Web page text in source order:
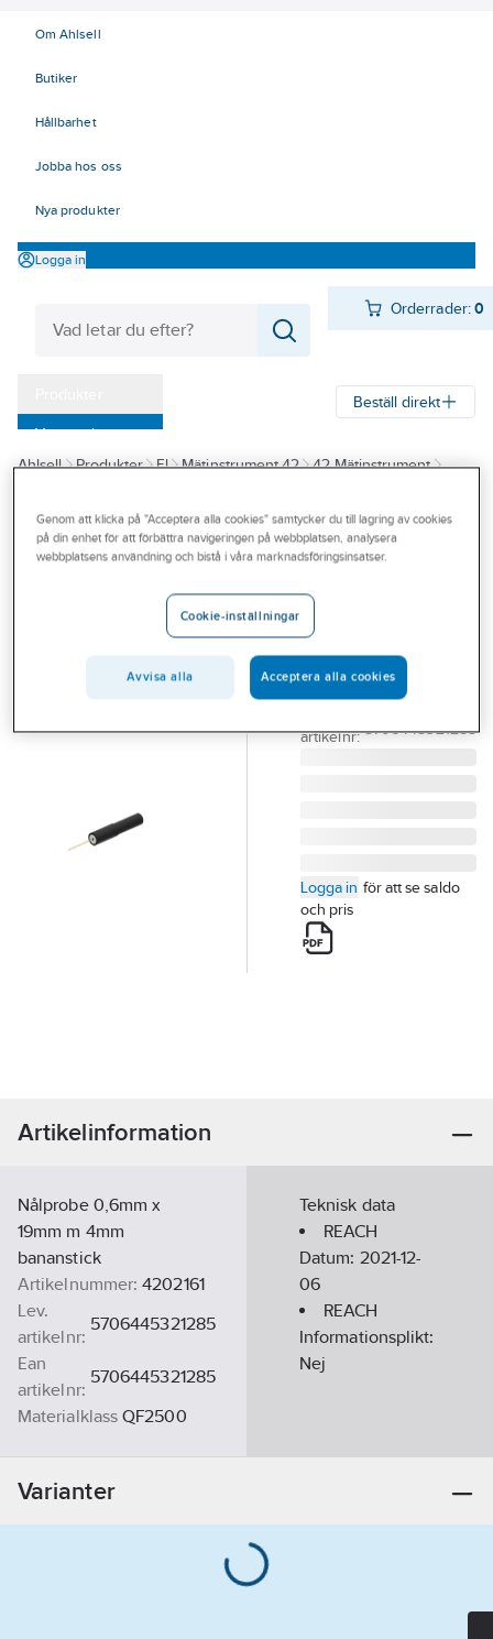
Om Ahlsell
Butiker
Hållbarhet
Jobba hos oss
Nya produkter
Logga in
Orderrader:0
Varumärken
Kampanjer
Outlet
Branscher
Beställ direkt
Ahlsell Produkter El Mätinstrument 42
42 Mätinstrument
ELMA
Nålprob 0,6 mm
upp till 50V
NÅLPROB 0,6 MM
UPP TILL 50V
NÅLPROB 0,6 MM
Artikelnummer:
artikelnr: 5706445321285
Logga in för att se saldo
och pris
Artikelinformation
Nålprobe 0,6mm x
19mm m 4mm
bananstick
Artikelnummer: 4202161
Lev.
artikelnr:
5706445321285
Ean
artikelnr:
5706445321285
Materialklass QF2500
Teknisk data
REACH
Datum: 2021-12-
06
REACH
Informationsplikt:
Nej
Varianter
Genom att klicka på "Acceptera alla cookies" samtycker du till lagring av cookies
på din enhet för att förbättra navigeringen på webbplatsen, analysera
webbplatsens användning och bistå i våra marknadsföringsinsatser.
Cookie-inställningar
Avvisa alla Acceptera alla cookies